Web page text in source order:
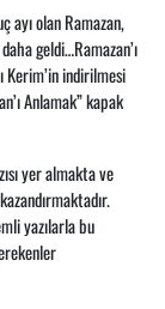
ayı olan Ramazan,
geldi…Ramazan’ı
Kerim’in indirilmesi
Anlamak” kapak
yer almakta ve
yazılarla bu